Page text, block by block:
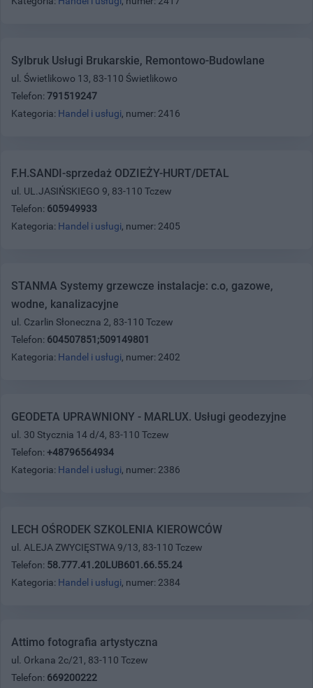
Sylbruk Usługi Brukarskie, Remontowo-Budowlane
ul. Świetlikowo 13, 83-110 Świetlikowo
Telefon: 791519247
Kategoria: Handel i usługi, numer: 2416
F.H.SANDI-sprzedaż ODZIEŻY-HURT/DETAL
ul. UL.JASIŃSKIEGO 9, 83-110 Tczew
Telefon: 605949933
Kategoria: Handel i usługi, numer: 2405
STANMA Systemy grzewcze instalacje: c.o, gazowe,
wodne, kanalizacyjne
ul. Czarlin Słoneczna 2, 83-110 Tczew
Telefon: 604507851;509149801
Kategoria: Handel i usługi, numer: 2402
GEODETA UPRAWNIONY - MARLUX. Usługi geodezyjne
ul. 30 Stycznia 14 d/4, 83-110 Tczew
Telefon: +48796564934
Kategoria: Handel i usługi, numer: 2386
LECH OŚRODEK SZKOLENIA KIEROWCÓW
ul. ALEJA ZWYCIĘSTWA 9/13, 83-110 Tczew
Telefon: 58.777.41.20LUB601.66.55.24
Kategoria: Handel i usługi, numer: 2384
Attimo fotografia artystyczna
ul. Orkana 2c/21, 83-110 Tczew
Telefon: 669200222